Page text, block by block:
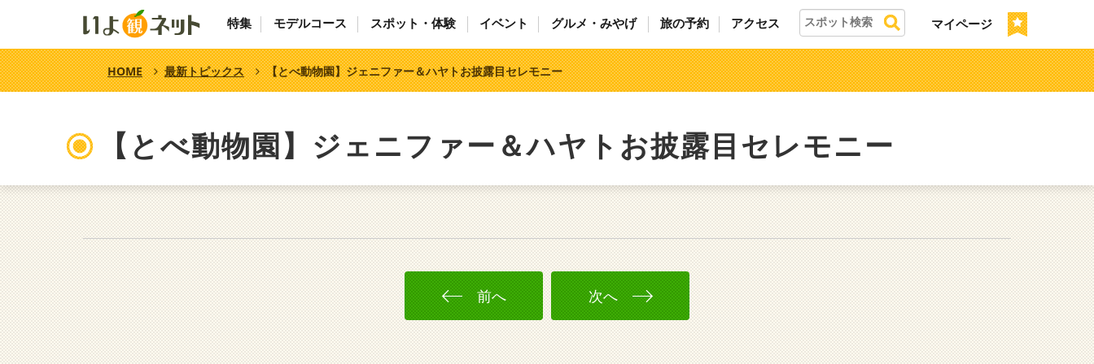
マイページ
特集 モデルコース スポット・体験 イベント グルメ・みやげ 旅の予約 アクセス
HOME 最新トピックス 【とべ動物園】ジェニファー＆ハヤトお披露目セレモニー
【とべ動物園】ジェニファー＆ハヤトお披露目セレモニー
前へ 次へ